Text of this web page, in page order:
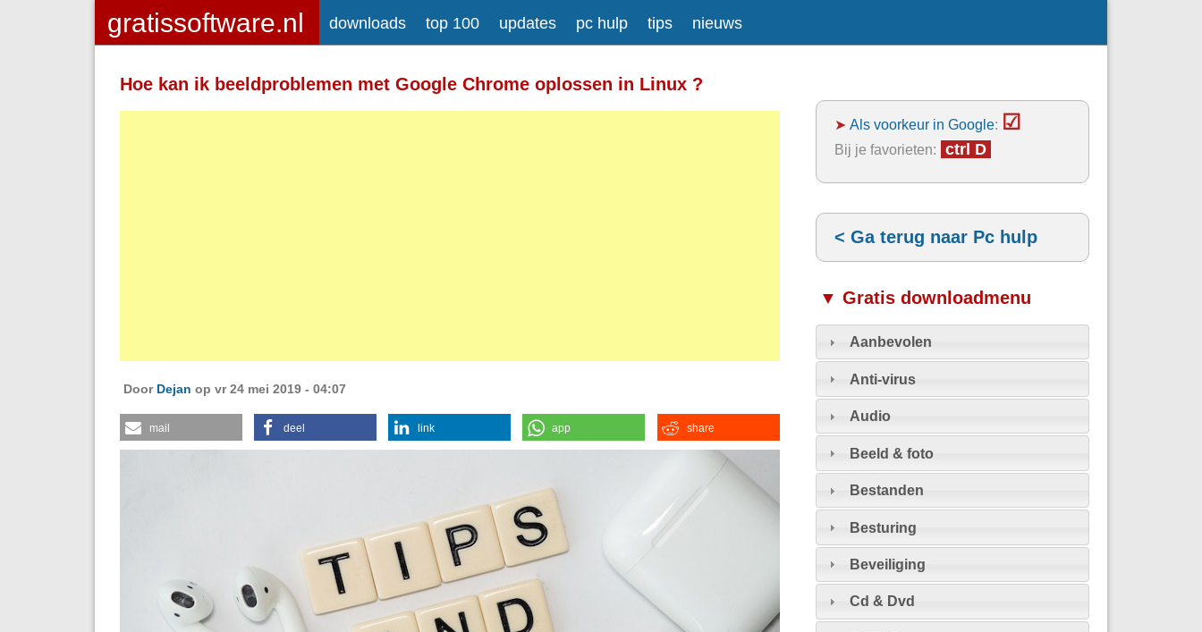
downloads top 100 updates pc hulp tips nieuws
Hoe kan ik beeldproblemen met Google Chrome oplossen in Linux ?
Door Dejan op vr 24 mei 2019 - 04:07
mail deel link app share
Meer informatie over tekstopmaak
Toegelaten HTML-tags: <a> <em>
<strong> <br> <br /> <i> <b> <p>
➤Als voorkeur in Google: ☑
Bij je favorieten: ctrl D
< Ga terug naar Pc hulp
▼ Gratis downloadmenu
Aanbevolen
Anti-virus
Audio
Beeld & foto
Bestanden
Besturing
Beveiliging
Cd & Dvd